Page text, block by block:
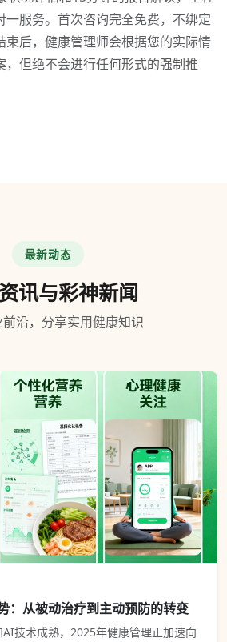
一服务。首次咨询完全免费，不绑定
束后，健康管理师会根据您的实际情
，但绝不会进行任何形式的强制推
最新动态
讯与彩神新闻
沿，分享实用健康知识
：从被动治疗到主动预防的转变
技术成熟，2025年健康管理正加速向